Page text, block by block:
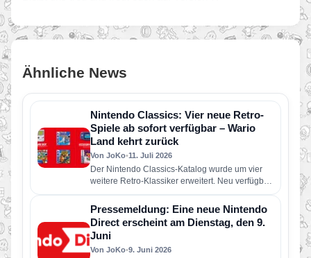
Ähnliche News
Nintendo Classics: Vier neue Retro-
Spiele ab sofort verfügbar – Wario
Land kehrt zurück
Von JoKo•11. Juli 2026
Der Nintendo Classics-Katalog wurde um vier
weitere Retro-Klassiker erweitert. Neu verfügbar
sind die folgenden Spiele: Wario Land: Super…
Pressemeldung: Eine neue Nintendo
Direct erscheint am Dienstag, den 9.
Juni
Von JoKo•9. Juni 2026